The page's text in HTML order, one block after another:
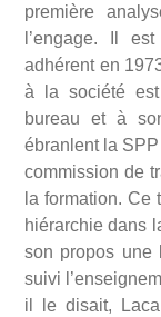
première
l’engage. Il
adhérent en
à la société
bureau et à
ébranlent la
commission de
la formation. Ce
hiérarchie dans
son propos une
suivi
il le disait,